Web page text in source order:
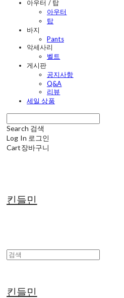
아우터 / 탑
아우터
탑
바지
Pants
악세사리
벨트
게시판
공지사항
Q&A
리뷰
세일 상품
Search 검색
Log In 로그인
Cart장바구니
킨들민
킨들민